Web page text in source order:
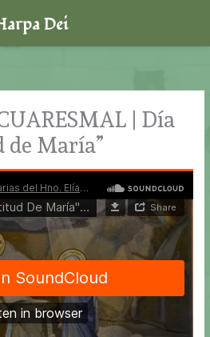
| Día
de María”
Dei